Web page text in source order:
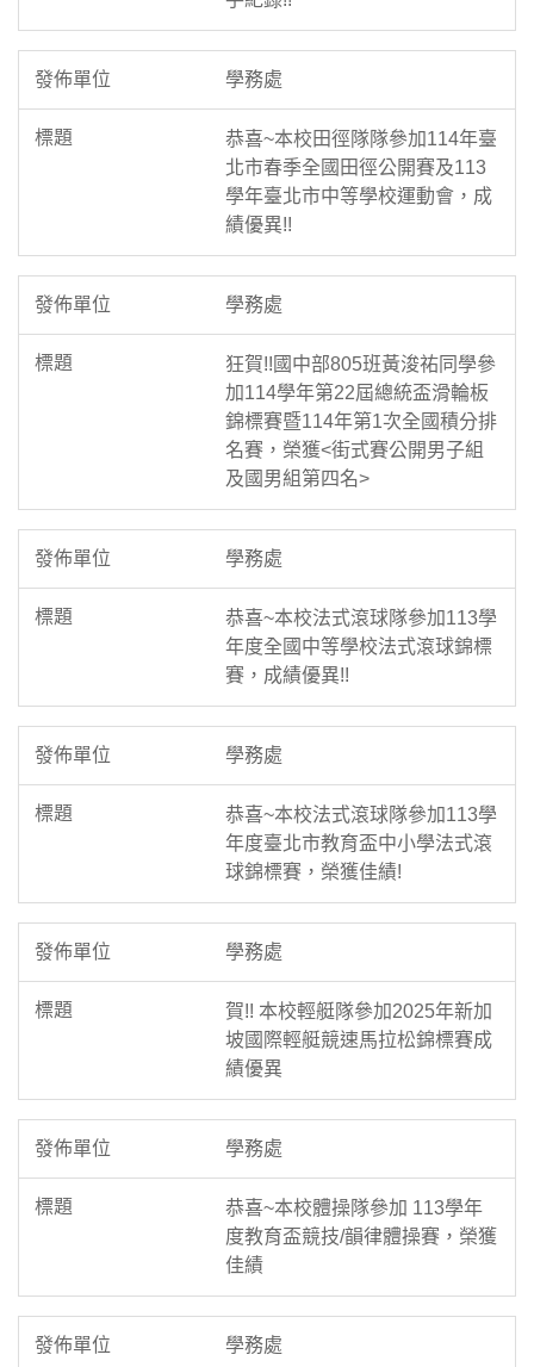
學務處
恭喜~本校田徑隊隊參加114年臺
北市春季全國田徑公開賽及113
學年臺北市中等學校運動會，成
績優異!!
學務處
狂賀!!國中部805班黃浚祐同學參
加114學年第22屆總統盃滑輪板
錦標賽暨114年第1次全國積分排
名賽，榮獲<街式賽公開男子組
及國男組第四名>
學務處
恭喜~本校法式滾球隊參加113學
年度全國中等學校法式滾球錦標
賽，成績優異!!
學務處
恭喜~本校法式滾球隊參加113學
年度臺北市教育盃中小學法式滾
球錦標賽，榮獲佳績!
學務處
賀!! 本校輕艇隊參加2025年新加
坡國際輕艇競速馬拉松錦標賽成
績優異
學務處
恭喜~本校體操隊參加 113學年
度教育盃競技/韻律體操賽，榮獲
佳績
學務處